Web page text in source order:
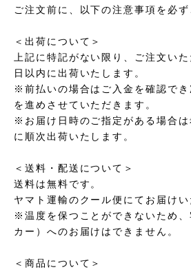
ご注文前に、以下の注意事項を必ず
＜出荷について＞
上記に特記がない限り、ご注文い
日以内に出荷いたします。
※前払いの場合はご入金を確認で
を進めさせていただきます。
※お届け日時のご指定がある場合
に順次出荷いたします。
＜送料・配送について＞
送料は無料です。
ヤマト運輸のクール便にてお届けい
※温度を保つことができないため、
カー）へのお届けはできません。
＜商品について＞